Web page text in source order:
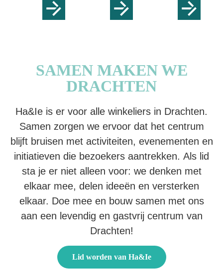
SAMEN MAKEN WE
DRACHTEN
Ha&Ie is er voor alle winkeliers in Drachten.
Samen zorgen we ervoor dat het centrum
blijft bruisen met activiteiten, evenementen en
initiatieven die bezoekers aantrekken. Als lid
sta je er niet alleen voor: we denken met
elkaar mee, delen ideeën en versterken
elkaar. Doe mee en bouw samen met ons
aan een levendig en gastvrij centrum van
Drachten!
Lid worden van Ha&Ie